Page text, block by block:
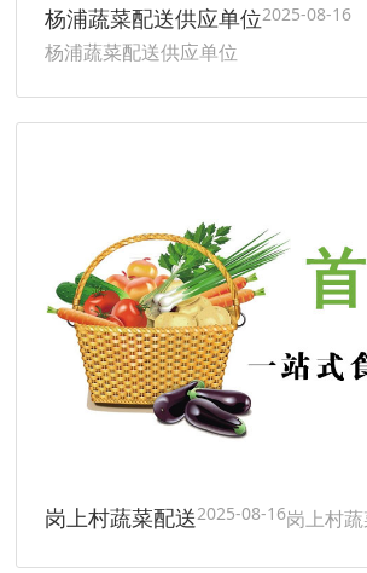
杨浦蔬菜配送供应单位2025-08-16
杨浦蔬菜配送供应单位
岗上村蔬菜配送2025-08-16岗上村蔬